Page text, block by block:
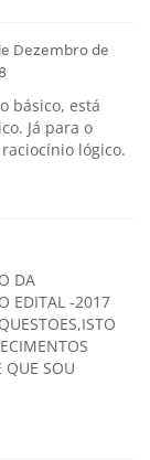
Dezembro de
básico, está
Já para o
lógico.
DA
EDITAL -2017
QUE SOU